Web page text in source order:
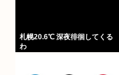
札幌20.6℃ 深夜徘徊してくる
わ